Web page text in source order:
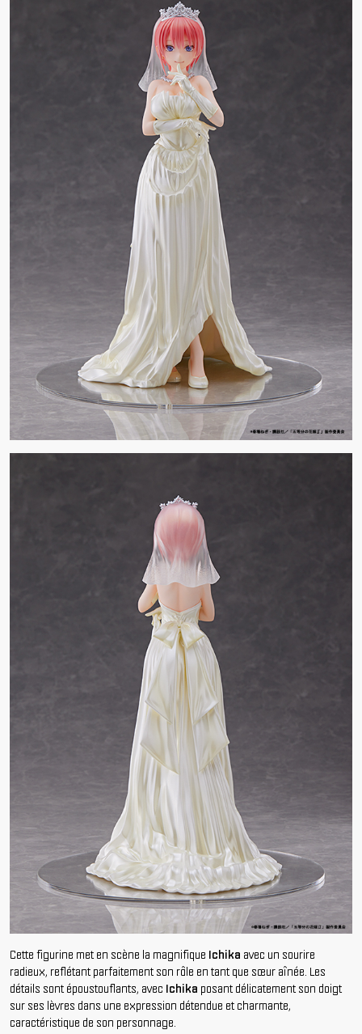
Cette figurine met en scène la magnifique Ichika avec un sourire
radieux, reflétant parfaitement son rôle en tant que sœur aînée. Les
détails sont époustouflants, avec Ichika posant délicatement son doigt
sur ses lèvres dans une expression détendue et charmante,
caractéristique de son personnage.